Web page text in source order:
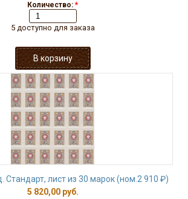
Количество: *
5 доступно для заказа
Стандарт, лист из 30 марок (ном.2 910 ₽)
5 820,00 руб.